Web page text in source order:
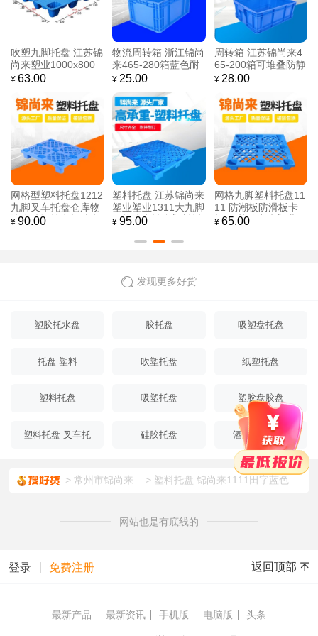
塑料托盘 江苏锦尚来
1100*900九脚网格单
面四面进叉防潮板 厂
¥ 60.00
塑料卡板加厚蓝色13
00*1100四面进叉川
字防潮卡板塑料 批发
¥ 150.00
川字塑料托盘 江苏锦
尚来 1212川字网格
加钢管防潮地台塑料
¥ 150.00
蓝色九脚吹塑叉车托
盘1010 江苏锦尚来
九脚单面四面进叉栈
¥ 70.00
加厚塑料筐周转筐68
0筐批发长方形快递
筐子大号周转水果蔬
¥ 28.00
大号牛津加厚塑料水
箱 400L 家用食品级
长方形储水卖鱼水箱
¥ 95.00
发现更多好货
塑胶托水盘 胶托盘 吸塑盘托盘
托盘 塑料 吹塑托盘 纸塑托盘
塑料托盘 吸塑托盘 塑胶盘胶盘
塑料托盘 叉车托 硅胶托盘 酒盘托盘塑料
常州市锦尚来... 塑料托盘 锦尚来1111田字蓝色加厚堆码仓库周转塑胶卡板 工厂现货
网站也是有底线的
登录 免费注册 返回顶部
最新产品 最新资讯 手机版 电脑版 头条